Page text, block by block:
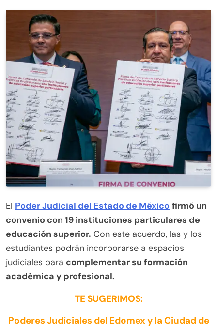
El Poder Judicial del Estado de México firmó un
convenio con 19 instituciones particulares de
educación superior. Con este acuerdo, las y los
estudiantes podrán incorporarse a espacios
judiciales para complementar su formación
académica y profesional.
TE SUGERIMOS:
Poderes Judiciales del Edomex y la Ciudad de